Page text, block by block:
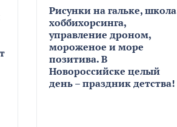
Рисунки на гальке, школа
хоббихорсинга,
управление дроном,
мороженое и море
позитива. В
Новороссийске целый
день – праздник детства!